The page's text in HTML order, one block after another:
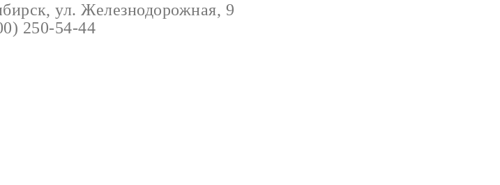
ул. Железнодорожная, 9
250-54-44